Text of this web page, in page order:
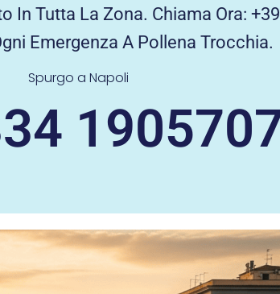
Tutta La Zona. Chiama Ora:
Emergenza A Pollena Trocchia.
Spurgo a Napoli